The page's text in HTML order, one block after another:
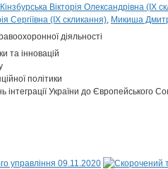
Кінзбурська Вікторія Олександрівна (IX
Сергіївна (IX скликання) Микиша
діяльності
та інновацій
політики
України до Європейського
управління 09.11.2020